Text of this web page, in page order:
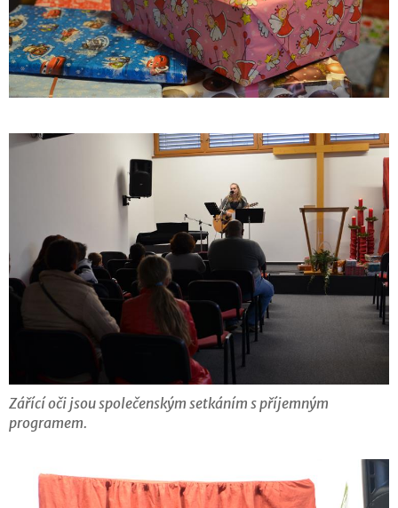
Zářící oči jsou společenským setkáním s příjemným
programem.